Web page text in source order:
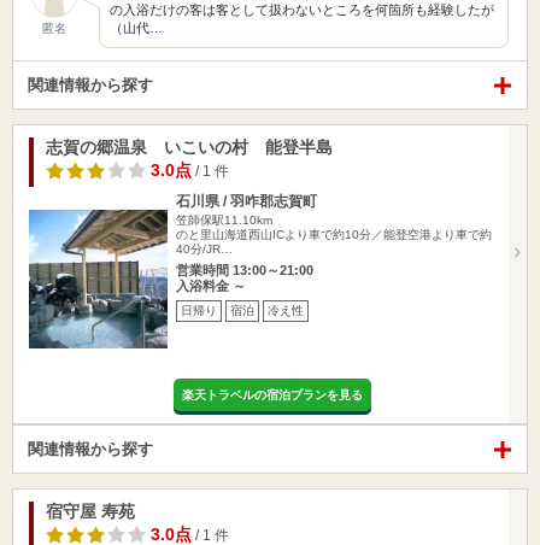
匿名
の入浴だけの客は客として扱わないところを何箇所も経験したが
（山代…
関連情報から探す
志賀の郷温泉 いこいの村 能登半島
3.0点 / 1 件
石川県 / 羽咋郡志賀町
笠師保駅11.10km
のと里山海道西山ICより車で約10分／能登空港より車で約
40分/JR…
営業時間 13:00～21:00
入浴料金 ～
日帰り 宿泊 冷え性
楽天トラベルの宿泊プランを見る
関連情報から探す
宿守屋 寿苑
3.0点 / 1 件